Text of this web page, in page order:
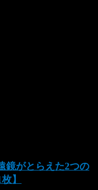
鏡がとらえた2つの
】